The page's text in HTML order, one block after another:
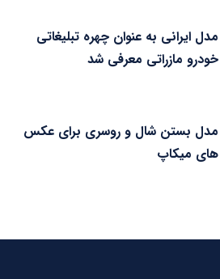
مدل ایرانی به عنوان چهره تبلیغاتی
خودرو مازراتی معرفی شد
مدل بستن شال و روسری برای عکس
های میکاپ